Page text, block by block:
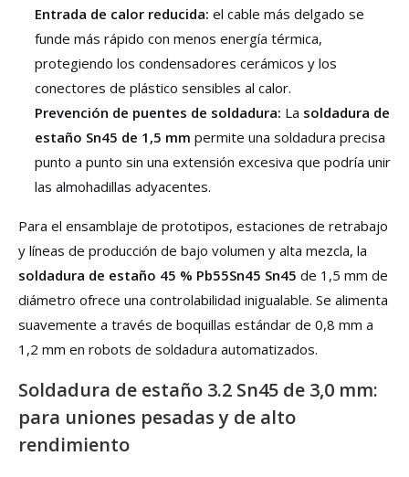
Entrada de calor reducida: el cable más delgado se
funde más rápido con menos energía térmica,
protegiendo los condensadores cerámicos y los
conectores de plástico sensibles al calor.
Prevención de puentes de soldadura: La soldadura de
estaño Sn45 de 1,5 mm permite una soldadura precisa
punto a punto sin una extensión excesiva que podría unir
las almohadillas adyacentes.
Para el ensamblaje de prototipos, estaciones de retrabajo
y líneas de producción de bajo volumen y alta mezcla, la
soldadura de estaño 45 % Pb55Sn45 Sn45 de 1,5 mm de
diámetro ofrece una controlabilidad inigualable. Se alimenta
suavemente a través de boquillas estándar de 0,8 mm a
1,2 mm en robots de soldadura automatizados.
Soldadura de estaño 3.2 Sn45 de 3,0 mm:
para uniones pesadas y de alto
rendimiento